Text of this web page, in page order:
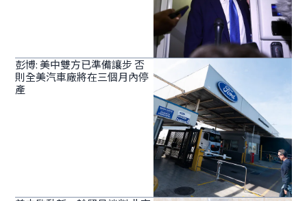
彭博: 美中雙方已準備讓步 否
則全美汽車廠將在三個月內停
產